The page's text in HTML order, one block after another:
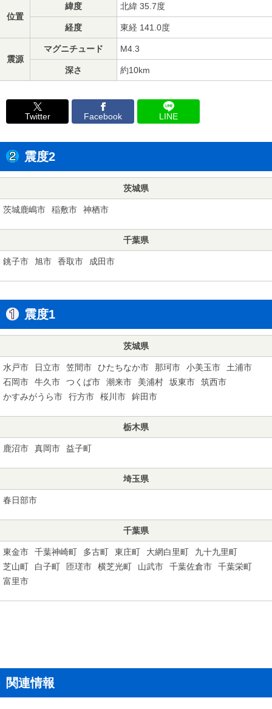
位置
緯度 北緯 35.7度
経度 東経 141.0度
震源
マグニチュード M4.3
深さ 約10km
Twitter Facebook LINE
震度2
茨城県
茨城鹿嶋市 稲敷市 神栖市
千葉県
銚子市 旭市 香取市 成田市
震度1
茨城県
水戸市 日立市 笠間市 ひたちなか市 那珂市 小美玉市
土浦市
石岡市
牛久市 つくば市 潮来市 美浦村 坂東市
筑西市
かすみがうら市
行方市 桜川市 鉾田市
栃木県
鹿沼市 真岡市 益子町
埼玉県
春日部市
千葉県
東金市 千葉神崎町 多古町 東庄町 大網白里町
九十九里町
芝山町
白子町 匝瑳市 横芝光町 山武市 千葉佐倉市
千葉栄町
富里市
関連情報